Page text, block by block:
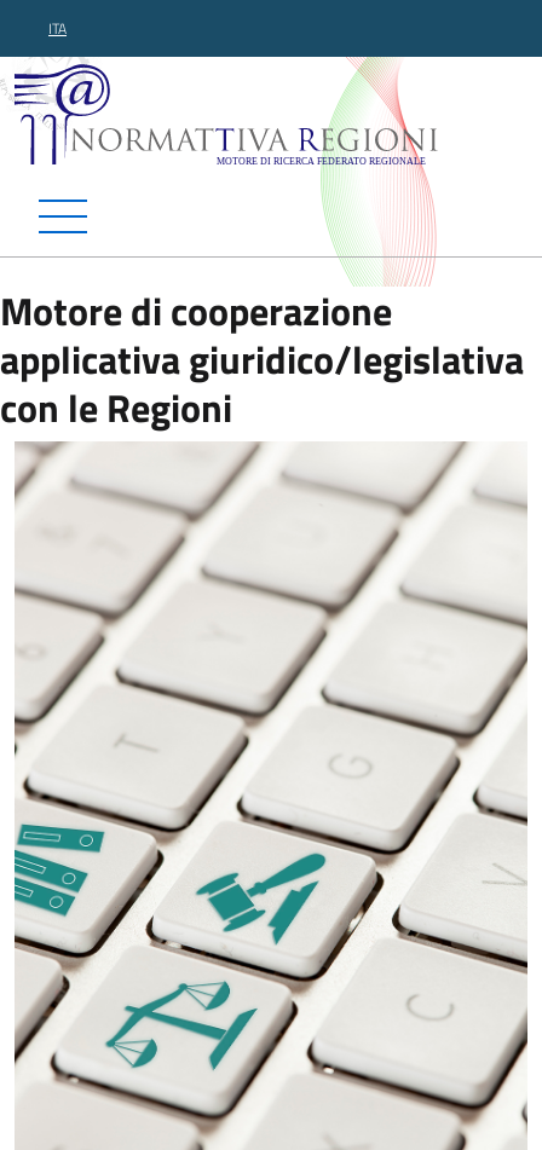
ITA
Normattiva Regioni -
Motore di cooperazione
applicativa giuridico/legislativa
con le Regioni